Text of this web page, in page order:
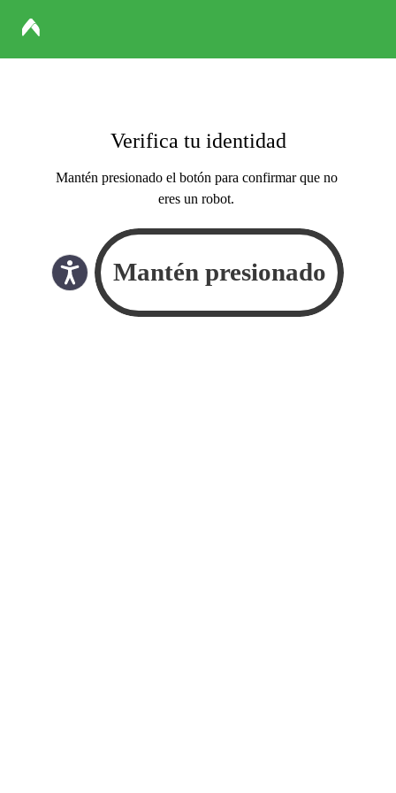
Verifica tu identidad
Mantén presionado el botón para confirmar que no
eres un robot.